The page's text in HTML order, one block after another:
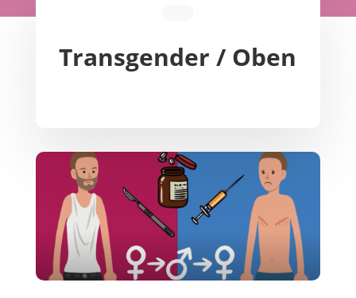
Transgender / Oben